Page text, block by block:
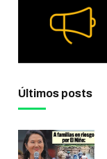
Últimos posts